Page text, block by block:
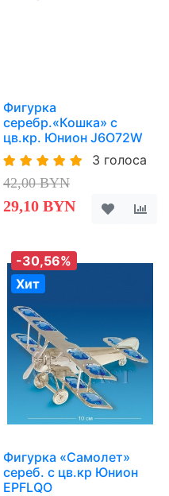
Фигурка
серебр.«Кошка» с
цв.кр. Юнион J6O72W
3 голоса
42,00 BYN
29,10 BYN
-30,56%
Хит
Фигурка «Самолет»
сереб. с цв.кр Юнион
EPFLQO